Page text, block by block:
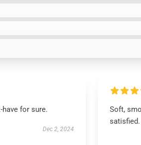
for sure.
Dec 2, 2024
Soft,
satisfied.